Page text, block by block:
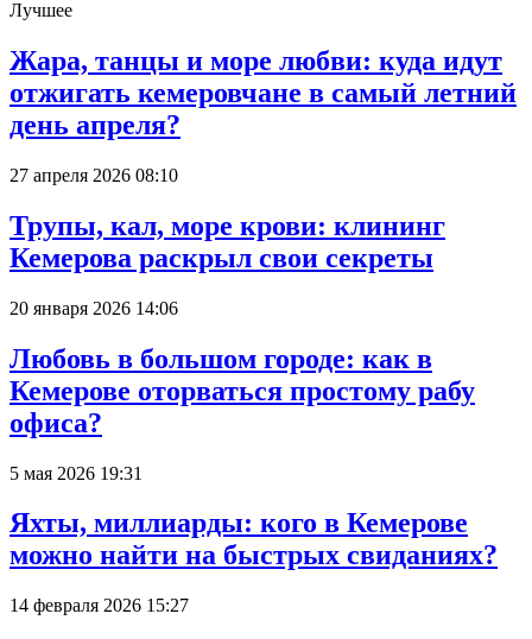
Лучшее
Жара, танцы и море любви: куда идут
отжигать кемеровчане в самый летний
день апреля?
27 апреля 2026 08:10
Трупы, кал, море крови: клининг
Кемерова раскрыл свои секреты
20 января 2026 14:06
Любовь в большом городе: как в
Кемерове оторваться простому рабу
офиса?
5 мая 2026 19:31
Яхты, миллиарды: кого в Кемерове
можно найти на быстрых свиданиях?
14 февраля 2026 15:27